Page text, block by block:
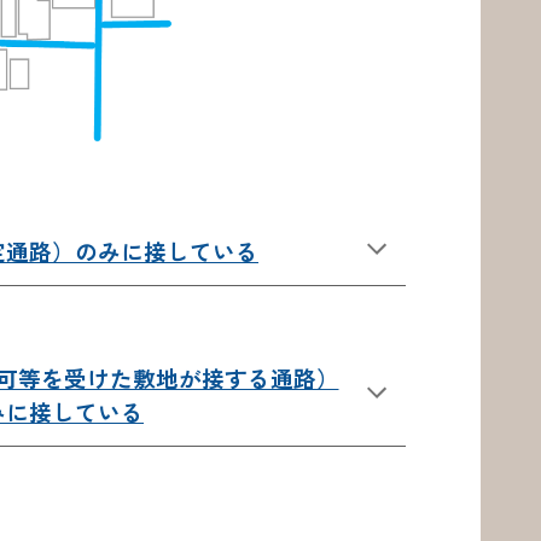
路）のみに接している
等を受けた敷地が接する通路）
接している